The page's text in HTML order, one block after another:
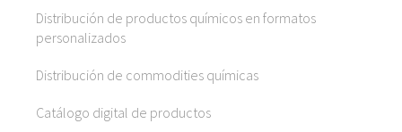
Distribución de productos químicos en formatos
personalizados
Distribución de commodities químicas
Catálogo digital de productos